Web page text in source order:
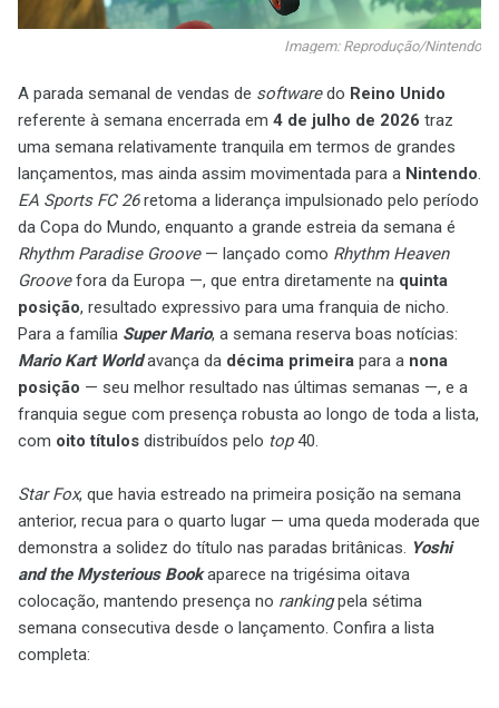
Imagem: Reprodução/Nintendo
A parada semanal de vendas de softwaredo Reino Unido
referente à semana encerrada em 4 de julho de 2026 traz
uma semana relativamente tranquila em termos de grandes
lançamentos, mas ainda assim movimentada para a Nintendo.
EA Sports FC 26retoma a liderança impulsionado pelo período
da Copa do Mundo, enquanto a grande estreia da semana é
Rhythm Paradise Groove— lançado como Rhythm Heaven
Groovefora da Europa —, que entra diretamente na quinta
posição, resultado expressivo para uma franquia de nicho.
Para a família Super Mario, a semana reserva boas notícias:
Mario Kart Worldavança da décima primeira para a nona
posição — seu melhor resultado nas últimas semanas —, e a
franquia segue com presença robusta ao longo de toda a lista,
com oito títulos distribuídos pelo top40.
Star Fox, que havia estreado na primeira posição na semana
anterior, recua para o quarto lugar — uma queda moderada que
demonstra a solidez do título nas paradas britânicas. Yoshi
and the Mysterious Bookaparece na trigésima oitava
colocação, mantendo presença no rankingpela sétima
semana consecutiva desde o lançamento. Confira a lista
completa: